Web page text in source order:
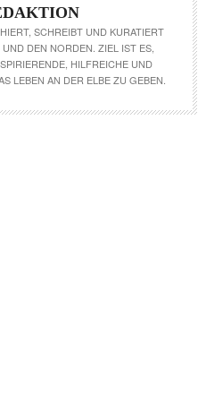
SCHREIBT UND KURATIERT
DEN NORDEN. ZIEL IST ES,
HILFREICHE UND
LEBEN AN DER ELBE ZU GEBEN.